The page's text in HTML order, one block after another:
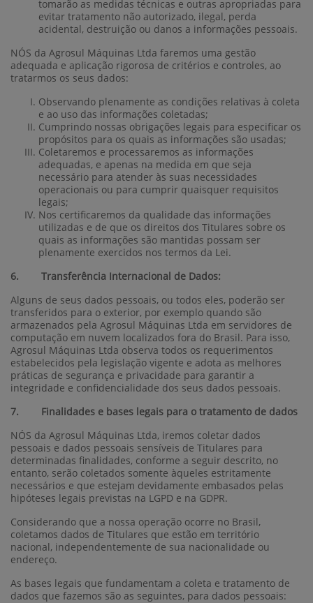
tomarão as medidas técnicas e outras apropriadas para
evitar tratamento não autorizado, ilegal, perda
acidental, destruição ou danos a informações pessoais.
NÓS da Agrosul Máquinas Ltda faremos uma gestão
adequada e aplicação rigorosa de critérios e controles, ao
tratarmos os seus dados:
Observando plenamente as condições relativas à coleta
e ao uso das informações coletadas;
Cumprindo nossas obrigações legais para especificar os
propósitos para os quais as informações são usadas;
Coletaremos e processaremos as informações
adequadas, e apenas na medida em que seja
necessário para atender às suas necessidades
operacionais ou para cumprir quaisquer requisitos
legais;
Nos certificaremos da qualidade das informações
utilizadas e de que os direitos dos Titulares sobre os
quais as informações são mantidas possam ser
plenamente exercidos nos termos da Lei.
6. Transferência Internacional de Dados:
Alguns de seus dados pessoais, ou todos eles, poderão ser
transferidos para o exterior, por exemplo quando são
armazenados pela Agrosul Máquinas Ltda em servidores de
computação em nuvem localizados fora do Brasil. Para isso,
Agrosul Máquinas Ltda observa todos os requerimentos
estabelecidos pela legislação vigente e adota as melhores
práticas de segurança e privacidade para garantir a
integridade e confidencialidade dos seus dados pessoais.
7. Finalidades e bases legais para o tratamento de dados
NÓS da Agrosul Máquinas Ltda, iremos coletar dados
pessoais e dados pessoais sensíveis de Titulares para
determinadas finalidades, conforme a seguir descrito, no
entanto, serão coletados somente àqueles estritamente
necessários e que estejam devidamente embasados pelas
hipóteses legais previstas na LGPD e na GDPR.
Considerando que a nossa operação ocorre no Brasil,
coletamos dados de Titulares que estão em território
nacional, independentemente de sua nacionalidade ou
endereço.
As bases legais que fundamentam a coleta e tratamento de
dados que fazemos são as seguintes, para dados pessoais: